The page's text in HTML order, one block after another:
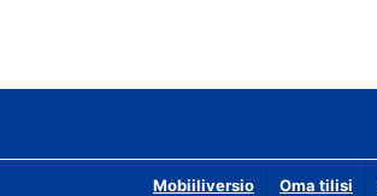
Mobiiliversio Oma tilisi